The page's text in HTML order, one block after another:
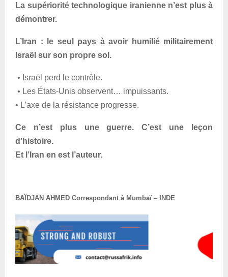
La supériorité technologique iranienne n’est plus à
démontrer.
L’Iran : le seul pays à avoir humilié militairement
Israël sur son propre sol.
• Israël perd le contrôle.
• Les États-Unis observent… impuissants.
• L’axe de la résistance progresse.
Ce n’est plus une guerre. C’est une leçon
d’histoire.
Et l’Iran en est l’auteur.
BAÏDJAN AHMED Correspondant à Mumbaï – INDE